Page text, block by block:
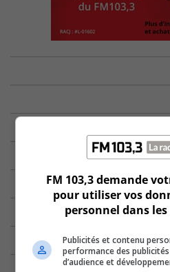
FM 103,3 demande
pour utiliser vos
personnel dans
Publicités et contenu
performance des
d’audience et